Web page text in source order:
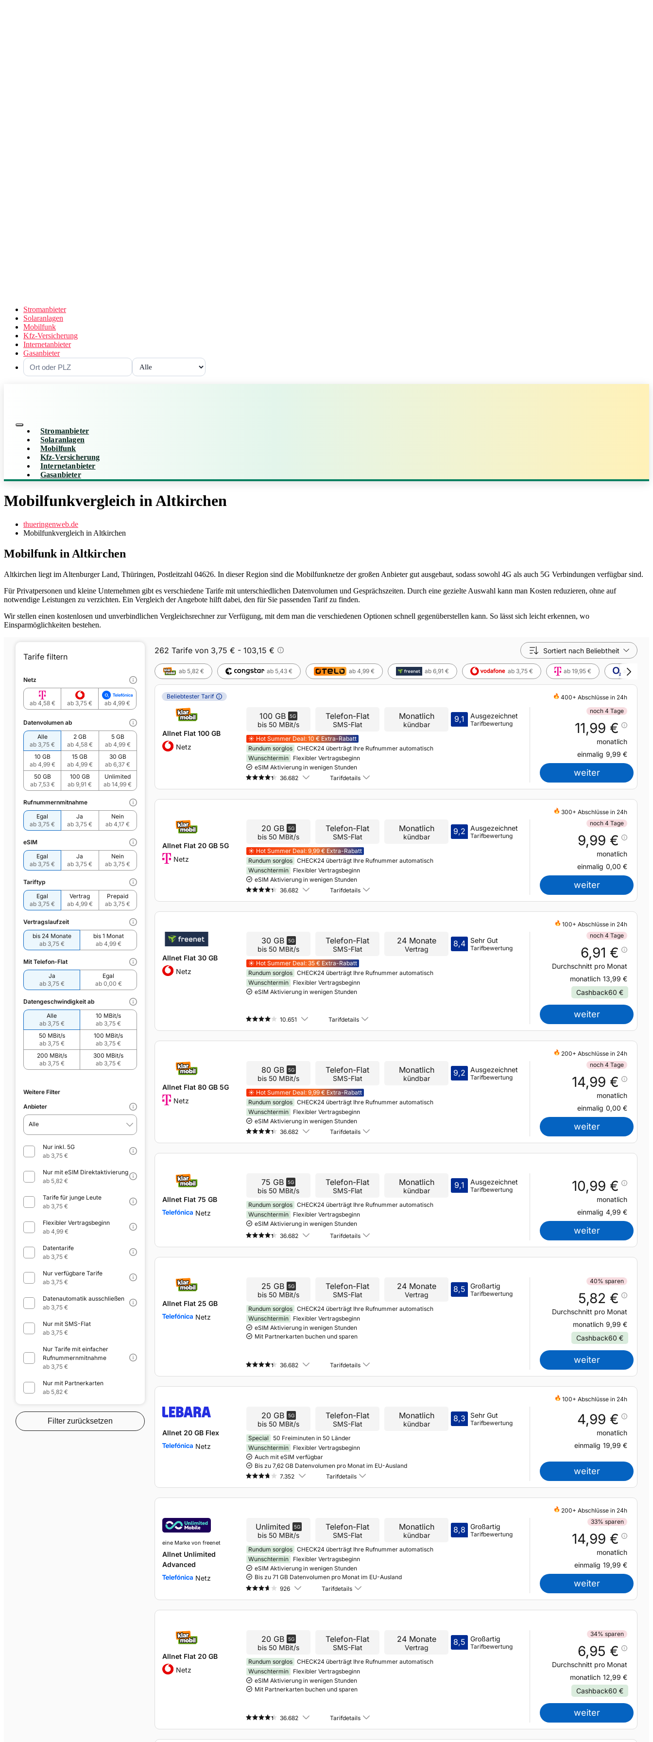
Stromanbieter
Solaranlagen
Mobilfunk
Kfz-Versicherung
Internetanbieter
Gasanbieter
Stromanbieter
Solaranlagen
Mobilfunk
Kfz-Versicherung
Internetanbieter
Gasanbieter
Mobilfunkvergleich in Altkirchen
thueringenweb.de
Mobilfunkvergleich in Altkirchen
Mobilfunk in Altkirchen
Altkirchen liegt im Altenburger Land, Thüringen, Postleitzahl 04626. In dieser Region sind die Mobilfunknetze der großen Anbieter gut ausgebaut, sodass sowohl 4G als auch 5G Verbindungen verfügbar sind.
Für Privatpersonen und kleine Unternehmen gibt es verschiedene Tarife mit unterschiedlichen Datenvolumen und Gesprächszeiten. Durch eine gezielte Auswahl kann man Kosten reduzieren, ohne auf
notwendige Leistungen zu verzichten. Ein Vergleich der Angebote hilft dabei, den für Sie passenden Tarif zu finden.
Wir stellen einen kostenlosen und unverbindlichen Vergleichsrechner zur Verfügung, mit dem man die verschiedenen Optionen schnell gegenüberstellen kann. So lässt sich leicht erkennen, wo
Einsparmöglichkeiten bestehen.